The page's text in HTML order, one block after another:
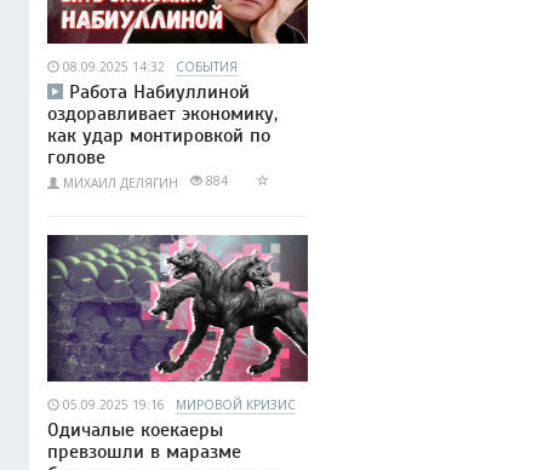
08.09.2025 14:32 СОБЫТИЯ
Работа Набиуллиной
оздоравливает экономику,
как удар монтировкой по
голове
МИХАИЛ ДЕЛЯГИН 884
05.09.2025 19:16 МИРОВОЙ КРИЗИС
Одичалые коекаеры
превзошли в маразме